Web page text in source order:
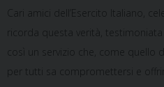
Cari amici dell’Esercito Italiano,
ricorda questa verità, testimoniata
così un servizio che, come quello
per tutti sa compromettersi e